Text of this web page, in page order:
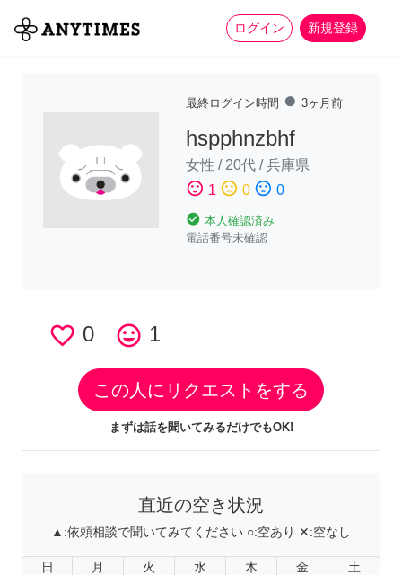
ログイン 新規登録
全て 家事 more_horiz
最終ログイン時間 fiber_manual_record 3ヶ月前
hspphnzbhf
女性 / 20代 /兵庫県
sentiment_satisfied 1 sentiment_neutral 0 sentiment_dissatisfied 0
check_circle 本人確認済み
電話番号未確認
favorite_border 0 tag_faces 1
この人にリクエストをする
まずは話を聞いてみるだけでもOK!
直近の空き状況
▲:依頼相談で聞いてみてください ○:空あり ✕:空なし
日 月 火 水 木 金 土